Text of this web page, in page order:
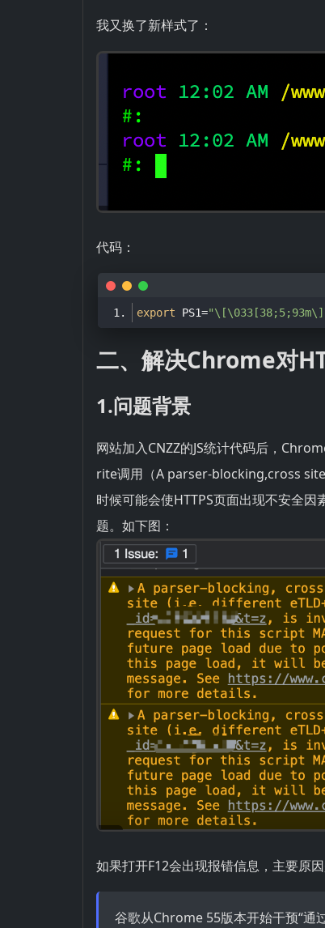
我又换了新样式了：
代码：
export PS1=
二、解决Chrome对
1.问题背景
网站加入CNZZ的JS统计代码后，
rite调用（A parser-blocking,cross
时候可能会使HTTPS页面出现不安全因
题。如下图：
如果打开F12会出现报错信息，主要原因
谷歌从Chrome 55版本开始干预“